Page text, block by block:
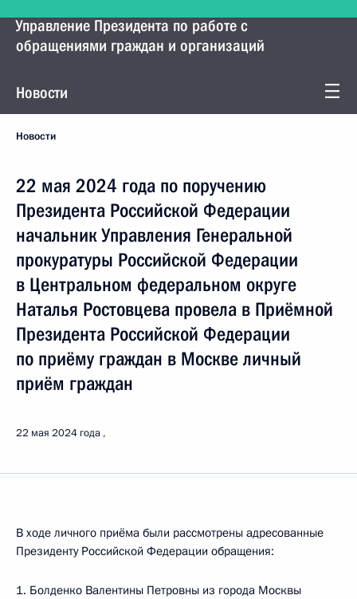
Управление Президента по работе с
обращениями граждан и организаций
Новости
Новости
22 мая 2024 года по поручению
Президента Российской Федерации
начальник Управления Генеральной
прокуратуры Российской Федерации
в Центральном федеральном округе
Наталья Ростовцева провела в Приёмной
Президента Российской Федерации
по приёму граждан в Москве личный
приём граждан
22 мая 2024 года
В ходе личного приёма были рассмотрены адресованные
Президенту Российской Федерации обращения:
1. Болденко Валентины Петровны из города Москвы